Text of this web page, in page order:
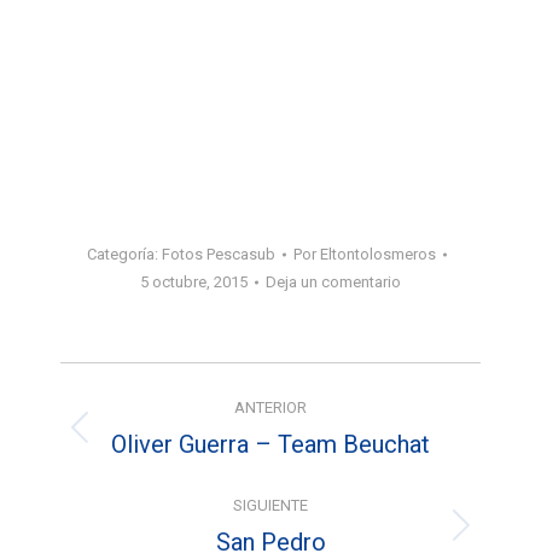
Categoría: Fotos Pescasub Por Eltontolosmeros
5 octubre, 2015
Deja un comentario
entre
ANTERIOR
Álbum
Oliver Guerra – Team Beuchat
SIGUIENTE
Álbum
San Pedro